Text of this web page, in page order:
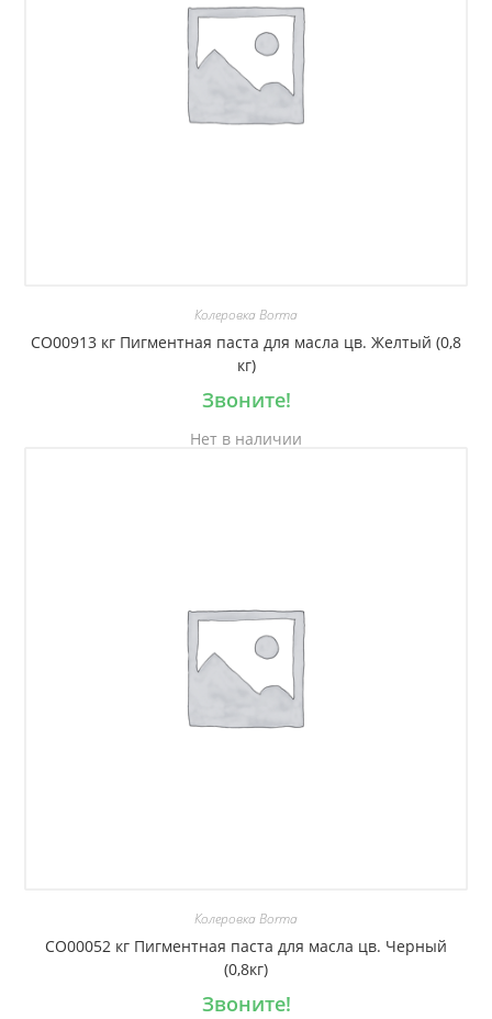
Колеровка Borma
CO00913 кг Пигментная паста для масла цв. Желтый (0,8
кг)
Звоните!
Нет в наличии
Колеровка Borma
CO00052 кг Пигментная паста для масла цв. Черный
(0,8кг)
Звоните!